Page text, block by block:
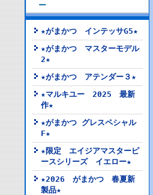
ー
★がまかつ インテッサG5★
★がまかつ マスターモデル
2★
★がまかつ アテンダー３★
★マルキユー 2025 最新
作★
★がまかつ グレスペシャル
F★
★限定 エイジアマスターピ
ースシリーズ イエロー★
★2026 がまかつ 春夏新
製品★